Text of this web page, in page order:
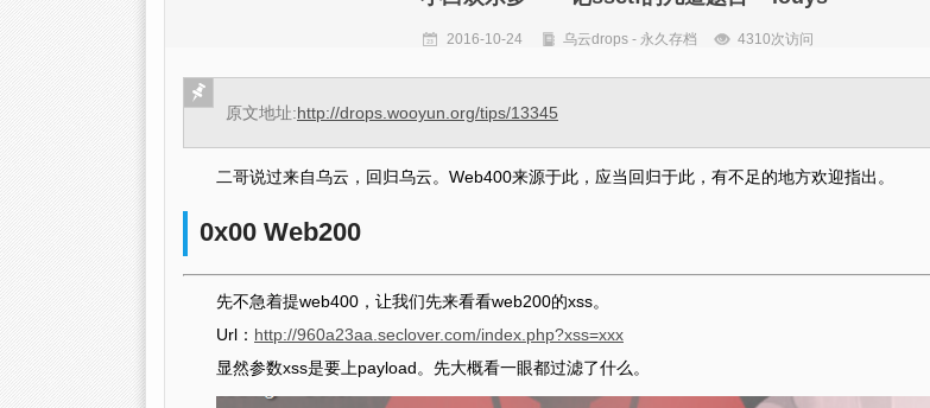
2016-10-24 乌云drops - 永久存档 4310次访问
原文地址:http://drops.wooyun.org/tips/13345
二哥说过来自乌云，回归乌云。Web400来源于此，应当回归于此，有不足的地方欢迎指出。
0x00 Web200
先不急着提web400，让我们先来看看web200的xss。
Url： http://960a23aa.seclover.com/index.php?xss=xxx
显然参数xss是要上payload。先大概看一眼都过滤了什么。